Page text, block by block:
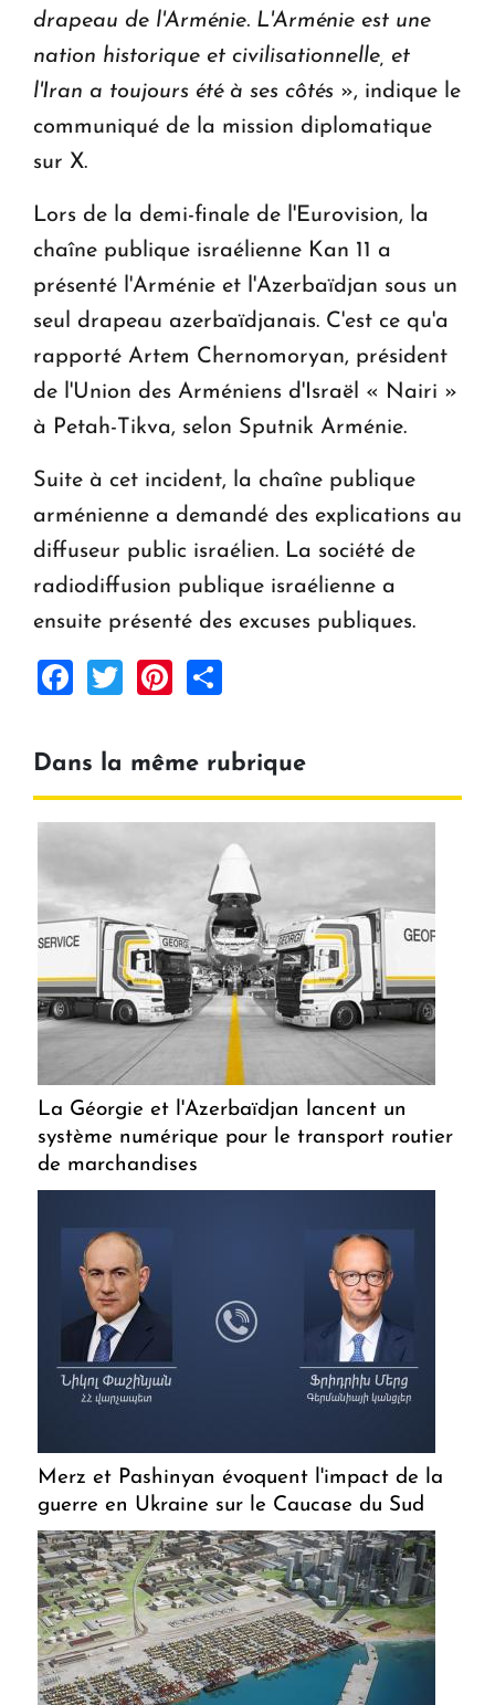
drapeau de l'Arménie. L'Arménie est une
nation historique et civilisationnelle, et
l'Iran a toujours été à ses côtés », indique le
communiqué de la mission diplomatique
sur X.
Lors de la demi-finale de l'Eurovision, la
chaîne publique israélienne Kan 11 a
présenté l'Arménie et l'Azerbaïdjan sous un
seul drapeau azerbaïdjanais. C'est ce qu'a
rapporté Artem Chernomoryan, président
de l'Union des Arméniens d'Israël « Nairi »
à Petah-Tikva, selon Sputnik Arménie.
Suite à cet incident, la chaîne publique
arménienne a demandé des explications au
diffuseur public israélien. La société de
radiodiffusion publique israélienne a
ensuite présenté des excuses publiques.
Facebook
TwitterPinterest
Dans la même rubrique
La Géorgie et l'Azerbaïdjan lancent un
système numérique pour le transport routier
de marchandises
Merz et Pashinyan évoquent l'impact de la
guerre en Ukraine sur le Caucase du Sud